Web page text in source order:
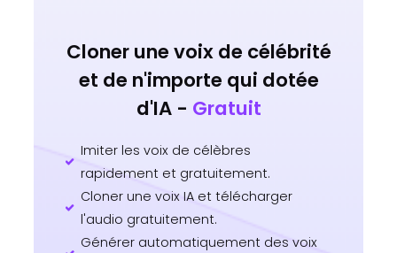
Cloner une voix de célébrité
et de n'importe qui dotée
d'IA - Gratuit
Imiter les voix de célèbres
rapidement et gratuitement.
Cloner une voix IA et télécharger
l'audio gratuitement.
Générer automatiquement des voix